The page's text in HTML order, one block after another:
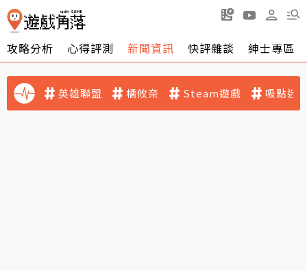
攻略分析 心得評測 新聞資訊 快評雜談 紳士專區
英雄聯盟 橘攸奈 Steam遊戲 吸點迷